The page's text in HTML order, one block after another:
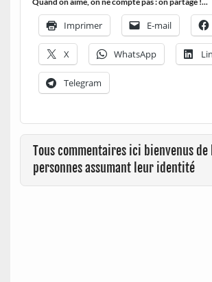
Imprimer E-mail
X WhatsApp
Telegram
Tous commentaires ici bienvenus
personnes assumant leur identité